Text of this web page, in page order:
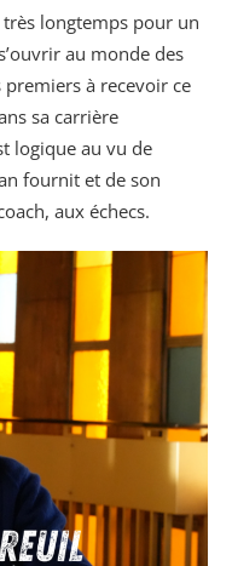
longtemps pour un
au monde des
à recevoir ce
sa carrière
logique au vu de
fournit et de son
aux échecs.